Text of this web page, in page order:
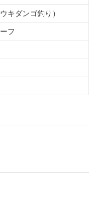
キダンゴ釣り）
フ